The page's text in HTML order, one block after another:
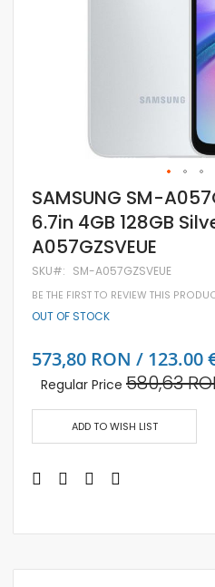
Skip
to
the
of
the
images
gallery
SAMSUNG SM-
6.7in 4GB 128GB
A057GZSVEUE
SKU SM-A057GZSVEUE
BE THE FIRST TO REVIEW THIS
OUT OF STOCK
Special
Price
573,80 RON / 123.00
Regular Price 580,63
ADD TO WISH LIST